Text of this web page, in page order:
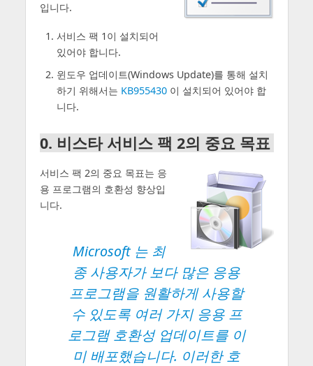
입니다.
서비스 팩 1이 설치되어
있어야 합니다.
윈도우 업데이트(Windows Update)를 통해 설치
하기 위해서는 KB955430이 설치되어 있어야 합
니다.
0. 비스타 서비스 팩 2의 중요 목표
서비스 팩 2의 중요 목표는 응
용 프로그램의 호환성 향상입
니다.
Microsoft 는 최
종 사용자가 보다 많은 응용
프로그램을 원활하게 사용할
수 있도록 여러 가지 응용 프
로그램 호환성 업데이트를 이
미 배포했습니다. 이러한 호